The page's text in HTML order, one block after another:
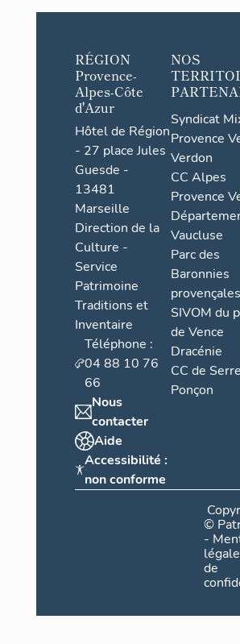
RÉGION
Provence-
Alpes-Côte
d'Azur
Hôtel de Région
- 27 place Jules
Guesde -
13481
Marseille
Direction de la
Culture -
Service
Patrimoine
Traditions et
Inventaire
Téléphone :
04 88 10 76
66
Nous
contacter
Aide
Accessibilité :
non conforme
NOS
Syndicat
Provence
Verdon
CC Alpes
Provence
Vaucluse
Parc des
Baronnies
provençales
SIVOM du
de Vence
Dracénie
CC de
Ponçon
©
-
de